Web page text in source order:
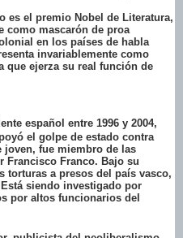
es el premio Nobel de Literatura,
como mascarón de proa
en los países de habla
invariablemente como
que ejerza su real función de
español entre 1996 y 2004,
el golpe de estado contra
joven, fue miembro de las
Francisco Franco. Bajo su
torturas a presos del país vasco,
siendo investigado por
por altos funcionarios del